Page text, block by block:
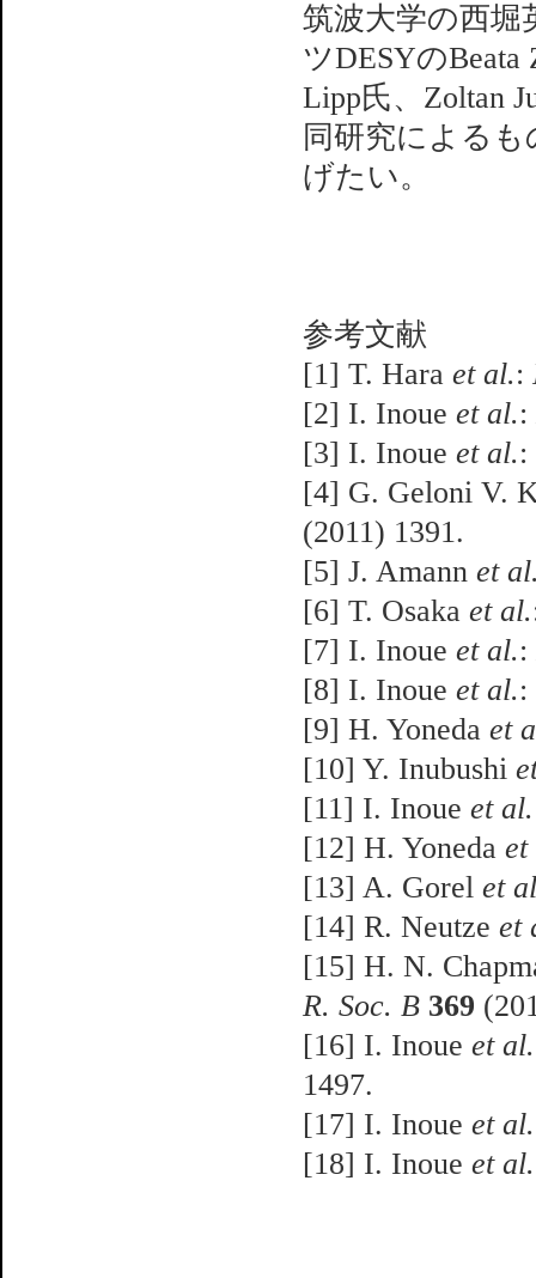
筑波大学の西堀
ツDESYのBeata
Lipp氏、Zoltan
同研究による
げたい。
参考文献
[1] T. Hara et al.:
[2] I. Inoue et al.:
[3] I. Inoue et al.:
[4] G. Geloni V.
(2011) 1391.
[5] J. Amann et
[6] T. Osaka et al.
[7] I. Inoue et al.:
[8] I. Inoue et al.:
[9] H. Yoneda et
[10] Y. Inubushi
[11] I. Inoue et al.
[12] H. Yoneda et
[13] A. Gorel et
[14] R. Neutze et
[15] H. N.
R. Soc. B 369
[16] I. Inoue et al.
1497.
[17] I. Inoue et al.
[18] I. Inoue et al.